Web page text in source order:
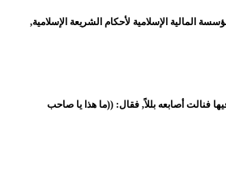
المالية الإسلامية لأحكام الشريعة الإسلامية,
أصابعه بللاً, فقال: ((ما هذا يا صاحب